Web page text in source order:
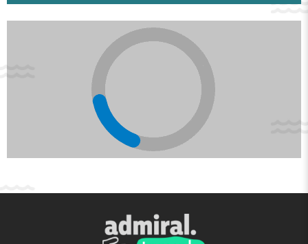
Sports/Entertainment
The hotel offers attractions including sport and entertainment
opportunities. The apartment hotel features numerous leisure
facilities, including a pool and an outdoor pool. A range of options
are available, including golf and a solarium. Copyright GIATA 2004 -
2017. Multilingual, powered by www.giata.com for client no. 125125
Los Cardones, 35130 Puerto Rico, Spain